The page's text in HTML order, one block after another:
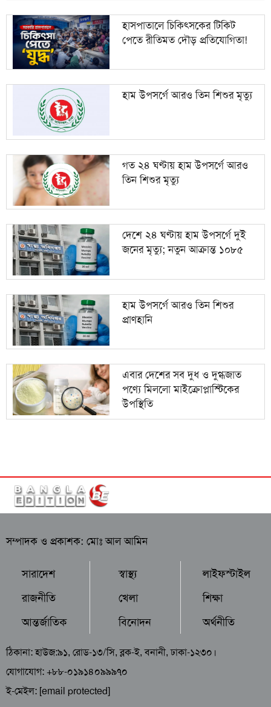
হাসপাতালে চিকিৎসকের টিকিট
পেতে রীতিমত দৌড় প্রতিযোগিতা!
হাম উপসর্গে আরও তিন শিশুর মৃত্যু
গত ২৪ ঘণ্টায় হাম উপসর্গে আরও
তিন শিশুর মৃত্যু
দেশে ২৪ ঘণ্টায় হাম উপসর্গে দুই
জনের মৃত্যু; নতুন আক্রান্ত ১০৮৫
হাম উপসর্গে আরও তিন শিশুর
প্রাণহানি
এবার দেশের সব দুধ ও দুগ্ধজাত
পণ্যে মিললো মাইক্রোপ্লাস্টিকের
উপস্থিতি
সম্পাদক ও প্রকাশক: মোঃ আল আমিন
সারাদেশ
রাজনীতি
আন্তর্জাতিক
স্বাস্থ্য
খেলা
বিনোদন
লাইফস্টাইল
শিক্ষা
অর্থনীতি
ঠিকানা: হাউজ:৯১, রোড-১৩/সি, ব্লক-ই, বনানী, ঢাকা-১২৩০।
যোগাযোগ: +৮৮-০১৯১৪০৯৯৯৭০
ই-মেইল: [email protected]